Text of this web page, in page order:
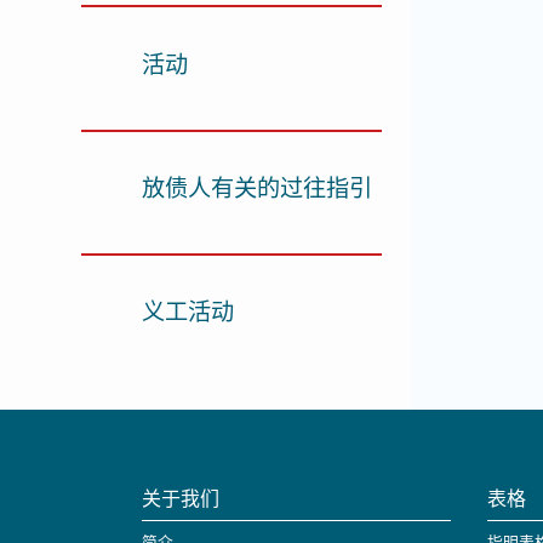
活动
放债人有关的过往指引
义工活动
关于我们 表格